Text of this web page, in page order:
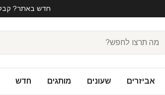
חדש באתר? קבלו 15 ₪ מתנה לקנייה באתר. קוד
אביזרים שעונים מותגים חדש